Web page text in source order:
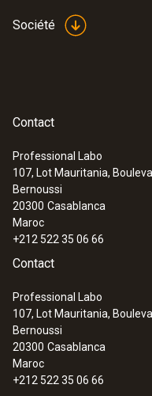
Société
Contact
Professional Labo
107, Lot Mauritania,
Bernoussi
20300 Casablanca
Maroc
+212 522 35 06 66
Contact
Professional Labo
107, Lot Mauritania,
Bernoussi
20300 Casablanca
Maroc
+212 522 35 06 66